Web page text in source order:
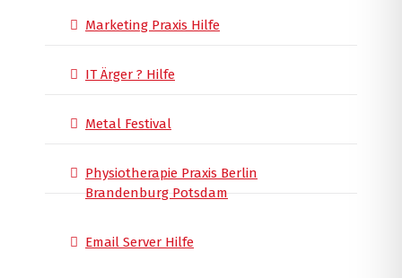
Marketing Praxis Hilfe
IT Ärger ? Hilfe
Metal Festival
Physiotherapie Praxis Berlin
Brandenburg Potsdam
Email Server Hilfe